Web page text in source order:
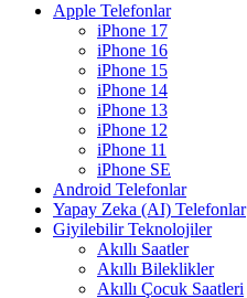
Apple Telefonlar
iPhone 17
iPhone 16
iPhone 15
iPhone 14
iPhone 13
iPhone 12
iPhone 11
iPhone SE
Android Telefonlar
Yapay Zeka (AI) Telefonlar
Giyilebilir Teknolojiler
Akıllı Saatler
Akıllı Bileklikler
Akıllı Çocuk Saatleri